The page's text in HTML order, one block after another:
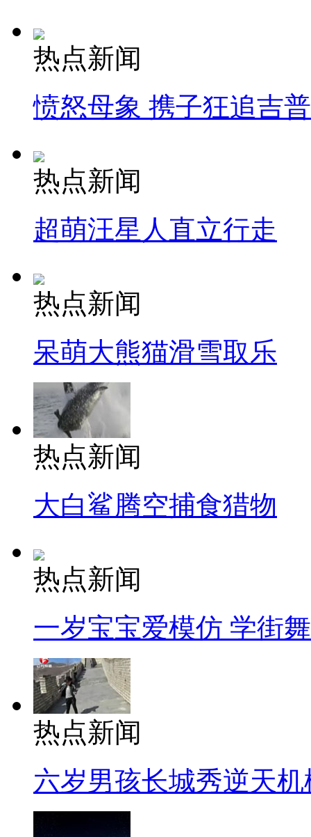
热点新闻
愤怒母象 携子狂追吉
热点新闻
超萌汪星人直立行走
热点新闻
呆萌大熊猫滑雪取乐
热点新闻
大白鲨腾空捕食猎物
热点新闻
一岁宝宝爱模仿 学街
热点新闻
六岁男孩长城秀逆天机